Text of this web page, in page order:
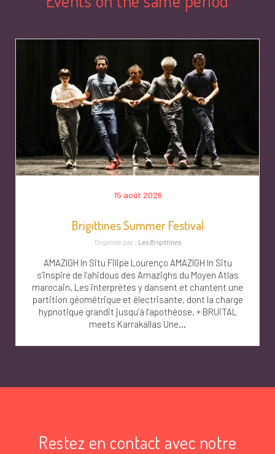
15 août 2026
Brigittines Summer Festival
Organisé par : Les Brigittines
AMAZIGH In Situ Filipe Lourenço AMAZIGH In Situ
s’inspire de l’ahidous des Amazighs du Moyen Atlas
marocain. Les interprètes y dansent et chantent une
partition géométrique et électrisante, dont la charge
hypnotique grandit jusqu’à l’apothéose. + BRUiTAL
meets Karrakallas Une...
Restez en contact avec notre